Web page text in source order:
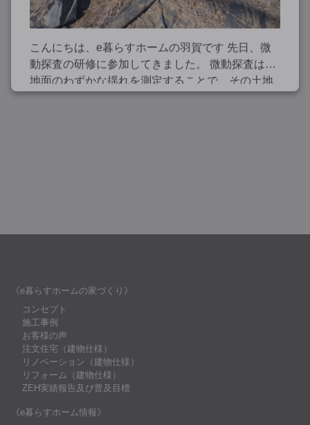
《e暮らすホームの家づくり》
コンセプト
施工事例
お客様の声
注文住宅（建物仕様）
リノベーション（建物仕様）
リフォーム（建物仕様）
ZEH実績報告及び普及目標
《e暮らすホーム情報》
こんにちは、e暮らすホームの羽賀です 先日、微
動探査の研修に参加してきました。 微動探査は、
地面のわずかな揺れを測定することで、その土地
が持つ地盤の特性を把握するための調査です。 一